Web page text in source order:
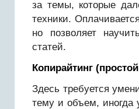
за темы, которые
техники.
но позволяет
статей.
Копирайтинг
Здесь требуется
тему и объем, иногда